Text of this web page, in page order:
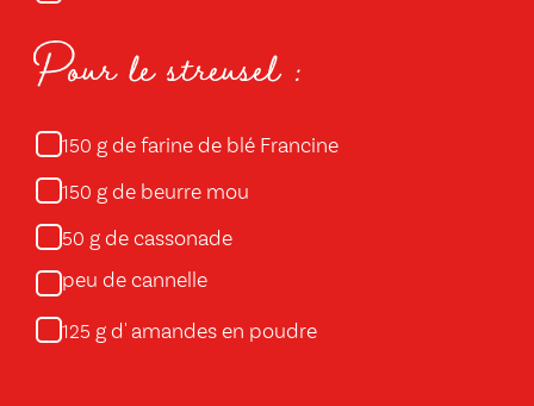
Pour le streusel :
150 g de farine de blé Francine
150 g de beurre mou
50 g de cassonade
peu de cannelle
125 g d' amandes en poudre